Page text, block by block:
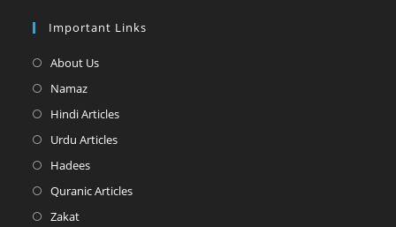
Important Links
About UsOpens
tab
NamazOpens
in
tab
Hindi ArticlesOpens
tab
Urdu ArticlesOpens
HadeesOpens
in
Quranic ArticlesOpens
ZakatOpens